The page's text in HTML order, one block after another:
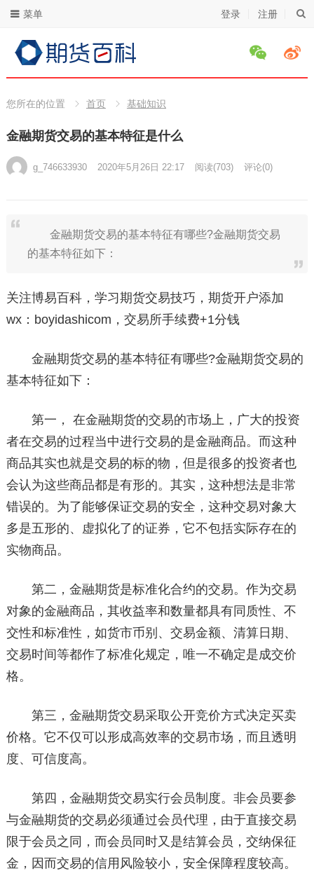
登录 注册
菜单
您所在的位置 首页 基础知识
金融期货交易的基本特征是什么
g_746633930 2020年5月26日 22:17 阅读(703) 评论(0)
金融期货交易的基本特征有哪些?金融期货交易
的基本特征如下：
关注博易百科，学习期货交易技巧，期货开户添加
wx：boyidashicom，交易所手续费+1分钱
金融期货交易的基本特征有哪些?金融期货交易的
基本特征如下：
第一， 在金融期货的交易的市场上，广大的投资
者在交易的过程当中进行交易的是金融商品。而这种
商品其实也就是交易的标的物，但是很多的投资者也
会认为这些商品都是有形的。其实，这种想法是非常
错误的。为了能够保证交易的安全，这种交易对象大
多是五形的、虚拟化了的证券，它不包括实际存在的
实物商品。
第二，金融期货是标准化合约的交易。作为交易
对象的金融商品，其收益率和数量都具有同质性、不
交性和标准性，如货市币别、交易金额、清算日期、
交易时间等都作了标准化规定，唯一不确定是成交价
格。
第三，金融期货交易采取公开竞价方式决定买卖
价格。它不仅可以形成高效率的交易市场，而且透明
度、可信度高。
第四，金融期货交易实行会员制度。非会员要参
与金融期货的交易必须通过会员代理，由于直接交易
限于会员之同，而会员同时又是结算会员，交纳保征
金，因而交易的信用风险较小，安全保障程度较高。